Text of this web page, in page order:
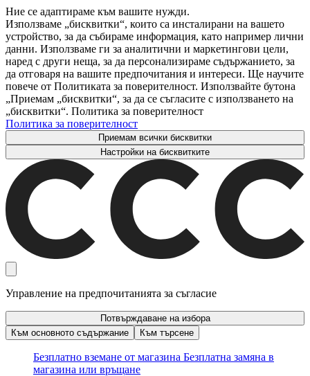
Ние се адаптираме към вашите нужди.
Използваме „бисквитки“, които са инсталирани на вашето
устройство, за да събираме информация, като например лични
данни. Използваме ги за аналитични и маркетингови цели,
наред с други неща, за да персонализираме съдържанието, за
да отговаря на вашите предпочитания и интереси. Ще научите
повече от Политиката за поверителност. Използвайте бутона
„Приемам „бисквитки“, за да се съгласите с използването на
„бисквитки“. Политика за поверителност
Политика за поверителност
Приемам всички бисквитки
Настройки на бисквитките
Управление на предпочитанията за съгласие
Потвърждаване на избора
Към основното съдържание
Към търсене
Безплатно вземане от магазина Безплатна замяна в
магазина или връщане